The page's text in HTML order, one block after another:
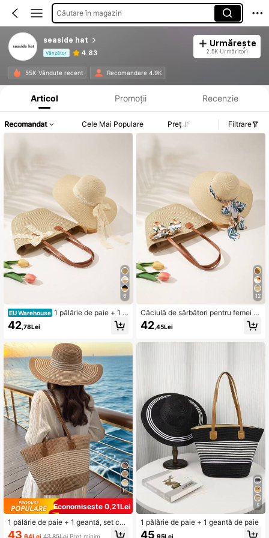
Căutare în magazin
seaside hat
Vânzător 4.83
Urmărește
2.5K Urmăritori
55K Vândute recent Recomandare 4.9K
Informații despre produs: Divulgarea prețului, detalii privind vânzările și stocul.
Articol Promoții Recenzie
Recomandat Cele Mai Populare Preț Filtrare
6
EU Warehouse 1 pălărie de paie + 1 g
eantă, set casual de vacanță
42 ,78Lei
10
Economisește 0,21Lei
1 pălărie de paie + 1 geantă, set cas
ual de vacanță
43 ,64Lei 43,85LeiPreț minim
12
Căciulă de sărbători pentru femei B
oho cu model de plante tropicale +
1 geantă
42 ,45Lei
5
1 pălărie de paie + 1 geantă de paie
45 ,95Lei